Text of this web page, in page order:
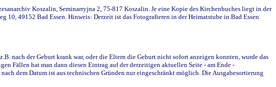
Koszalin, Seminarryjna 2, 75-817 Koszalin. Je eine Kopie des Kirchenbuches liegt in der
10, 49152 Bad Essen. Hinweis: Derzeit ist das Fotografieren in der Heimatstube in Bad Essen
nach der Geburt krank war, oder die Eltern die Geburt nicht sofort anzeigen konnten, wurde das
Fällen hat man dann diesen Eintrag auf der derzeitigen aktuellen Seite - am Ende -
dem Datum ist aus technischen Gründen nur eingeschränkt möglich. Die Ausgabesortierung